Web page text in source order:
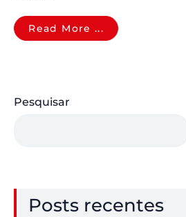
Read More ...
Pesquisar
Posts recentes